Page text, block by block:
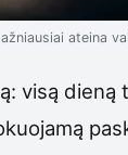
ateina
visą